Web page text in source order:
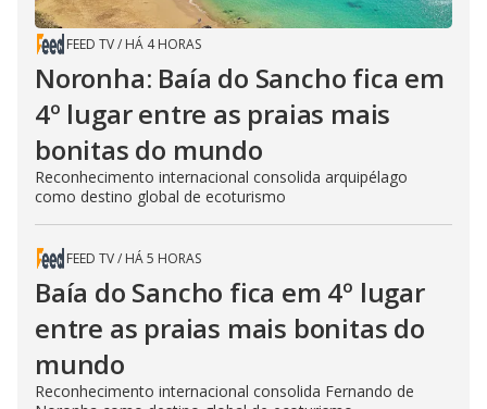
FEED TV/ HÁ 4 HORAS
Noronha: Baía do Sancho fica em
4º lugar entre as praias mais
bonitas do mundo
Reconhecimento internacional consolida arquipélago
como destino global de ecoturismo
FEED TV/ HÁ 5 HORAS
Baía do Sancho fica em 4º lugar
entre as praias mais bonitas do
mundo
Reconhecimento internacional consolida Fernando de